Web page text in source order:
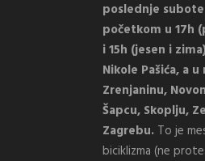
poslednje
početkom u 17h
i 15h (jesen i
Nikole Pašića, a
Zrenjaninu,
Šapcu, Skoplju,
Zagrebu. To je
biciklizma (ne